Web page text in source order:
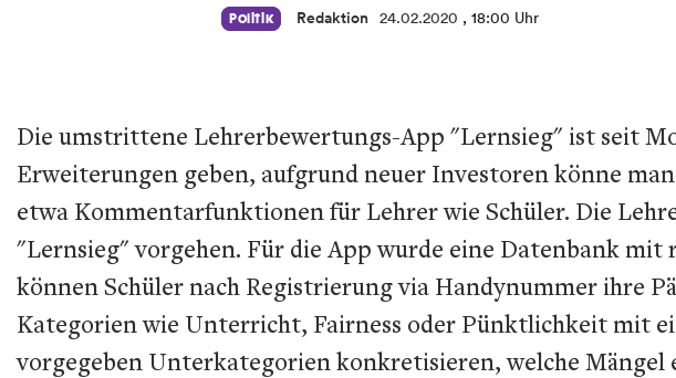
Politik Redaktion 24.02.2020 , 18:00 Uhr
Die umstrittene Lehrerbewertungs-App "Lernsieg" ist seit
Erweiterungen geben, aufgrund neuer Investoren könne
etwa Kommentarfunktionen für Lehrer wie Schüler. Die
"Lernsieg" vorgehen. Für die App wurde eine Datenbank
können Schüler nach Registrierung via Handynummer ihre
Kategorien wie Unterricht, Fairness oder Pünktlichkeit mit
vorgegeben Unterkategorien konkretisieren, welche Mängel